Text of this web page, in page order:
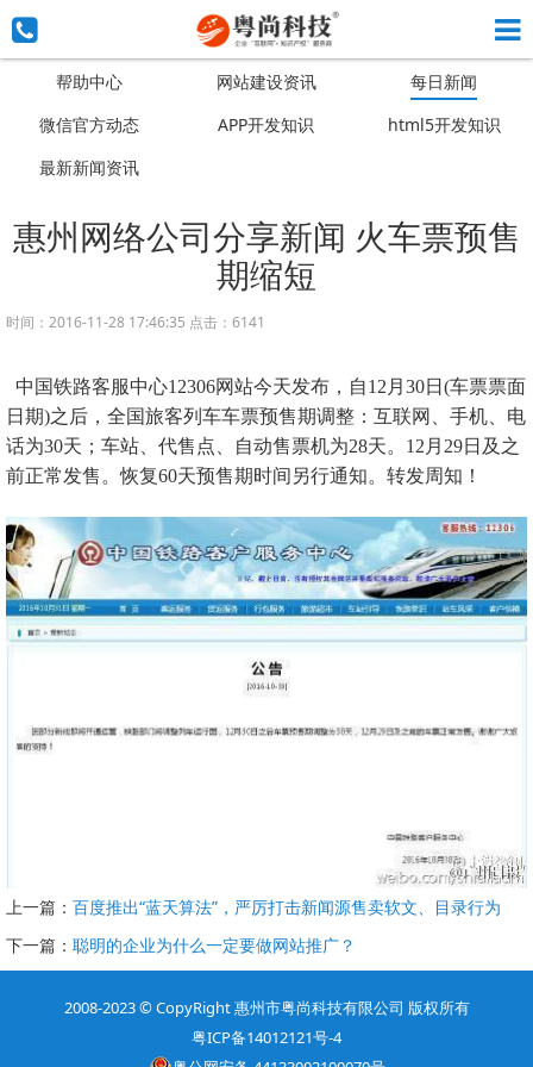
帮助中心 网站建设资讯
每日新闻
微信官方动态
APP开发知识
html5开发知识
最新新闻资讯
惠州网络公司分享新闻 火车票预售
期缩短
时间：2016-11-28 17:46:35 点击：6141
中国铁路客服中心12306网站今天发布，自12月30日(车票票面
日期)之后，全国旅客列车车票预售期调整：互联网、手机、电
话为30天；车站、代售点、自动售票机为28天。12月29日及之
前正常发售。恢复60天预售期时间另行通知。转发周知！
上一篇： 百度推出“蓝天算法”，严厉打击新闻源售卖软文、目录行为
下一篇： 聪明的企业为什么一定要做网站推广？
2008-2023© CopyRight惠州市粤尚科技有限公司 版权所有
粤ICP备14012121号-4